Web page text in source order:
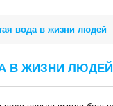
вода в жизни людей
В ЖИЗНИ ЛЮДЕЙ